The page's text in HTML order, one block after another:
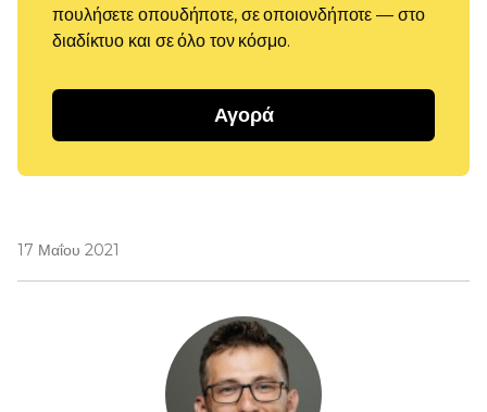
πουλήσετε οπουδήποτε, σε οποιονδήποτε — στο
διαδίκτυο και σε όλο τον κόσμο.
Αγορά
17 Μαΐου 2021